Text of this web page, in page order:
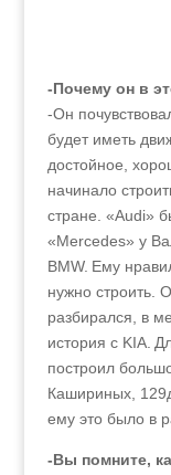
-Почему он в
-Он
будет иметь
достойное,
начинало
стране. «Audi»
«Mercedes» у
BMW. Ему
нужно строить.
разбирался, в
история с KIA.
построил
Кашириных,
ему это было в
-Вы помните,